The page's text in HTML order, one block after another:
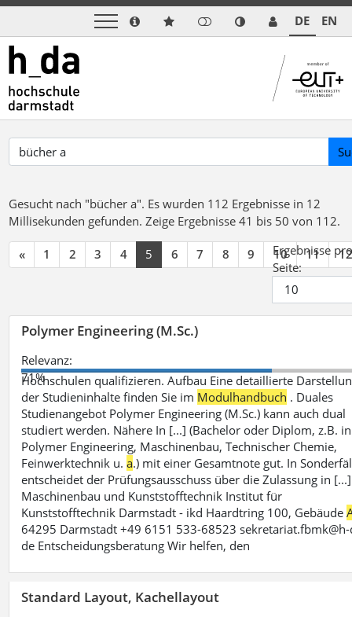
DE EN
Gesucht nach "bücher a". Es wurden 112 Ergebnisse in 12
Millisekunden gefunden.Zeige Ergebnisse 41 bis 50 von 112.
« 1 2 3 4 5 6 7 8 9 10 11 12
Ergebnisse pro
Seite:
Polymer Engineering (M.Sc.)
Relevanz:
71%
Hochschulen qualifizieren. Aufbau Eine detaillierte
der Studieninhalte finden Sie im Modulhandbuch . Duales
Studienangebot Polymer Engineering (M.Sc.) kann auch dual
studiert werden. Nähere In [...] (Bachelor oder Diplom, z.B. in
Polymer Engineering, Maschinenbau, Technischer Chemie,
Feinwerktechnik u.a.) mit einer Gesamtnote gut. In
entscheidet der Prüfungsausschuss über die Zulassung in [...]
Maschinenbau und Kunststofftechnik Institut für
Kunststofftechnik Darmstadt - ikd Haardtring 100, Gebäude
64295 Darmstadt +49 6151 533-68523 sekretariat.fbmk@h-
de Entscheidungsberatung Wir helfen, den
Standard Layout, Kachellayout